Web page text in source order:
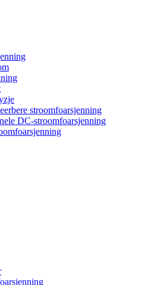
stroomfoarsjenning
DC-stroomfoarsjenning